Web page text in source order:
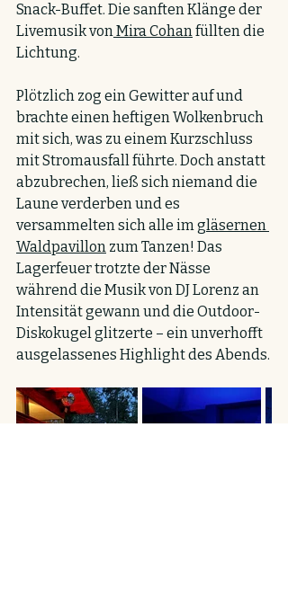
Snack-Buffet. Die sanften Klänge der
Livemusik von Mira Cohan füllten die
Lichtung.
Plötzlich zog ein Gewitter auf und
brachte einen heftigen Wolkenbruch
mit sich, was zu einem Kurzschluss
mit Stromausfall führte. Doch anstatt
abzubrechen, ließ sich niemand die
Laune verderben und es
versammelten sich alle im gläsernen
Waldpavillon zum Tanzen! Das
Lagerfeuer trotzte der Nässe
während die Musik von DJ Lorenz an
Intensität gewann und die Outdoor-
Diskokugel glitzerte – ein unverhofft
ausgelassenes Highlight des Abends.